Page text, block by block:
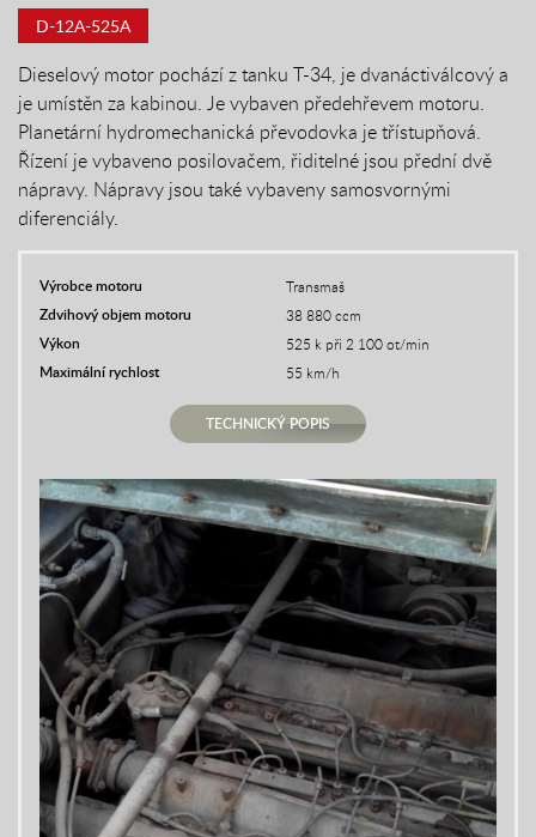
Výrobce motoru Transmaš
Zdvihový objem motoru 38 880 ccm
Výkon 525 k při 2 100 ot/min
Maximální rychlost 55 km/h
TECHNICKÝ POPIS
D-12A-525A
Dieselový motor pochází z tanku T-34, je dvanáctiválcový a
je umístěn za kabinou. Je vybaven předehřevem motoru.
Planetární hydromechanická převodovka je třístupňová.
Řízení je vybaveno posilovačem, řiditelné jsou přední dvě
nápravy. Nápravy jsou také vybaveny samosvornými
diferenciály.